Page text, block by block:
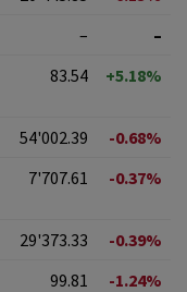
–
–
83.54 +5.18%
54'002.39
-0.68%
7'707.61 -0.37%
29'373.33
-0.39%
99.81
-1.24%